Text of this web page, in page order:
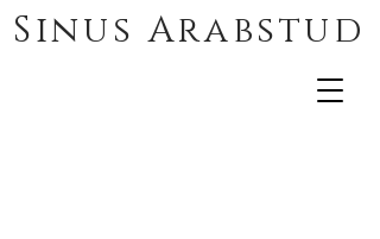
Sinus Arabstud